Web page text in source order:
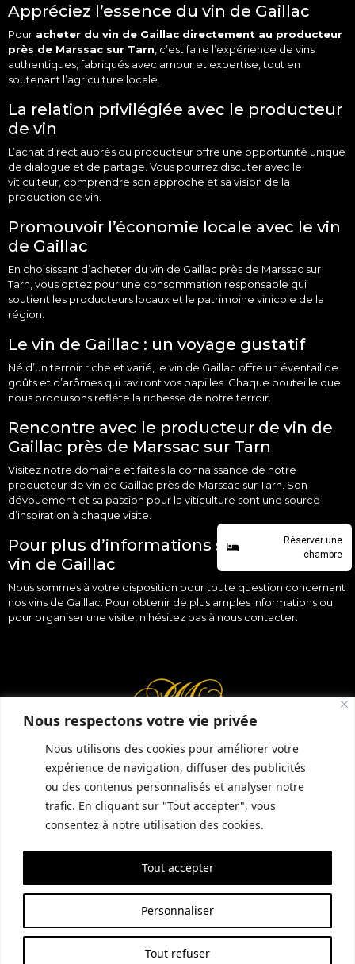
Nous respectons votre vie privée
Nous utilisons des cookies pour améliorer votre
expérience de navigation, diffuser des publicités
ou des contenus personnalisés et analyser notre
trafic. En cliquant sur "Tout accepter", vous
consentez à notre utilisation des cookies.
Personnaliser
Tout refuser
Tout accepter
Réserver une
chambre
Appréciez l’essence du vin de Gaillac
Pour acheter du vin de Gaillac directement au producteur
près de Marssac sur Tarn , c’est faire l’expérience de vins
authentiques, fabriqués avec amour et expertise, tout en
soutenant l’agriculture locale.
La relation privilégiée avec le producteur
de vin
L’achat direct auprès du producteur offre une opportunité unique
de dialogue et de partage. Vous pourrez discuter avec le
viticulteur, comprendre son approche et sa vision de la
production de vin.
Promouvoir l’économie locale avec le vin
de Gaillac
En choisissant d’acheter du vin de Gaillac près de Marssac sur
Tarn , vous optez pour une consommation responsable qui
soutient les producteurs locaux et le patrimoine vinicole de la
région.
Le vin de Gaillac : un voyage gustatif
Né d’un terroir riche et varié, le vin de Gaillac offre un éventail de
goûts et d’arômes qui raviront vos papilles. Chaque bouteille que
nous produisons reflète la richesse de notre terroir.
Rencontre avec le producteur de vin de
Gaillac près de Marssac sur Tarn
Visitez notre domaine et faites la connaissance de notre
producteur de vin de Gaillac près de Marssac sur Tarn. Son
dévouement et sa passion pour la viticulture sont une source
d’inspiration à chaque visite
Pour plus d’informations sur l’achat de
vin de Gaillac
Nous sommes à votre disposition pour toute question concernant
nos vins de Gaillac. Pour obtenir de plus amples informations ou
pour organiser une visite, n’hésitez pas à nous contacter
INFORMATIONS COMPLÉMENTAIRES GUIDE LOCAL
MENTIONS LÉGALES
CONDITIONS GÉNÉRALES DE VENTE (CGV)
POLITIQUE DE CONFIDENTIALITÉ
SITE RÉALISÉ PAR EMPREINTE SEO